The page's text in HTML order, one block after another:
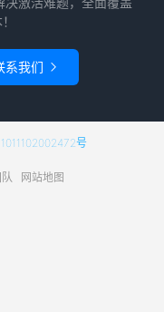
系我们 
号
网站地图